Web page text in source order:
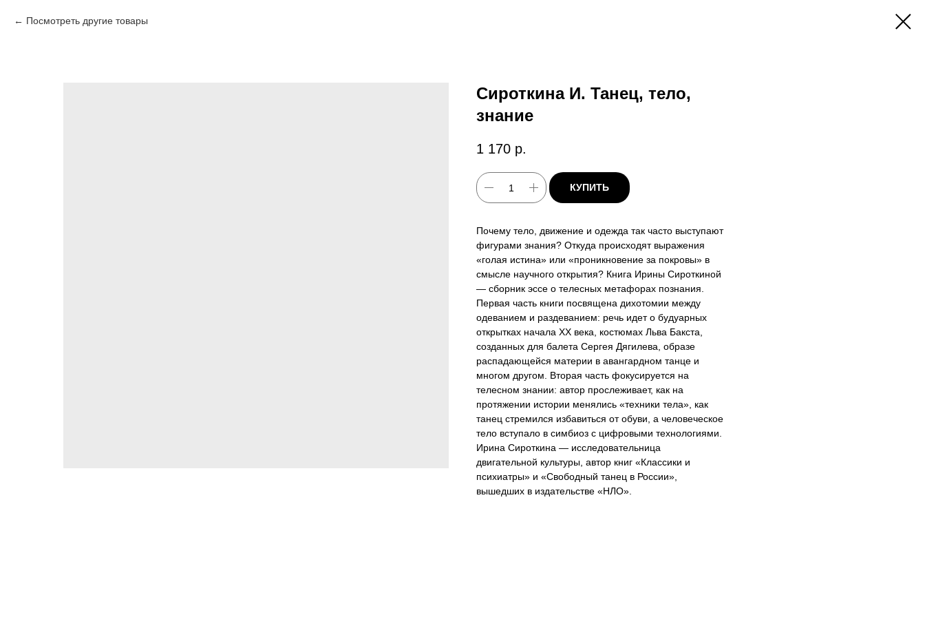
Посмотреть другие товары
Сироткина И. Танец, тело,
знание
1 170 р.
КУПИТЬ
Почему тело, движение и одежда так часто выступают
фигурами знания? Откуда происходят выражения
«голая истина» или «проникновение за покровы» в
смысле научного открытия? Книга Ирины Сироткиной
— сборник эссе о телесных метафорах познания.
Первая часть книги посвящена дихотомии между
одеванием и раздеванием: речь идет о будуарных
открытках начала XX века, костюмах Льва Бакста,
созданных для балета Сергея Дягилева, образе
распадающейся материи в авангардном танце и
многом другом. Вторая часть фокусируется на
телесном знании: автор прослеживает, как на
протяжении истории менялись «техники тела», как
танец стремился избавиться от обуви, а человеческое
тело вступало в симбиоз с цифровыми технологиями.
Ирина Сироткина — исследовательница
двигательной культуры, автор книг «Классики и
психиатры» и «Свободный танец в России»,
вышедших в издательстве «НЛО».